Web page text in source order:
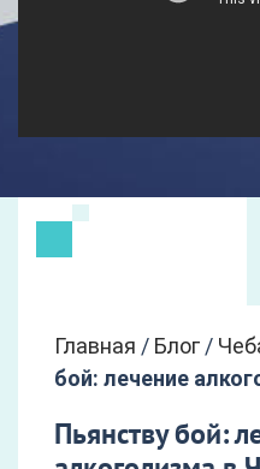
Главная / Блог /
бой: лечение
Пьянству бой: